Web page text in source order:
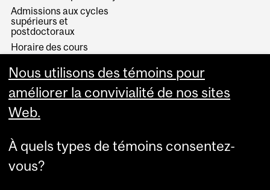
Admissions aux cycles
supérieurs et
postdoctoraux
Horaire des cours
Services aux étudiants
Nous utilisons des témoins pour
améliorer la convivialité de nos sites
Web.
À quels types de témoins consentez-
vous?